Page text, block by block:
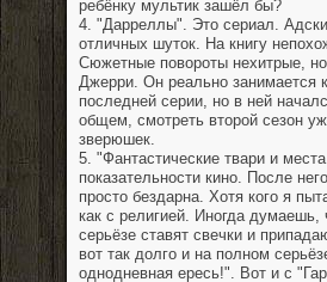
ребёнку мультик зашёл бы?
4. "Дарреллы". Это сериал.
отличных шуток. На книгу
Сюжетные повороты нехитрые, но
Джерри. Он реально занимается
последней серии, но в ней
общем, смотреть второй сезон
зверюшек.
5. "Фантастические твари и
показательности кино. После
просто бездарна. Хотя кого я
как с религией. Иногда
серьёзе ставят свечки и
вот так долго и на полном
однодневная ересь!". Вот и с